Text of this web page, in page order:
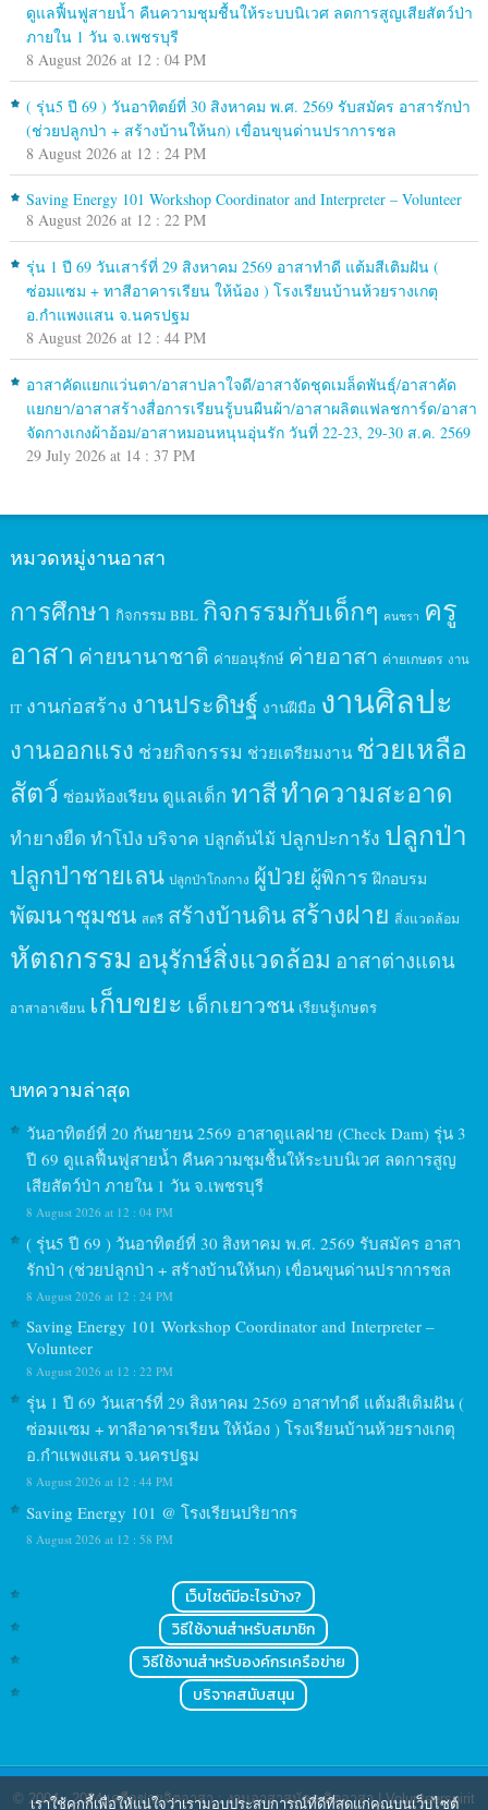
ดูแลฟื้นฟูสายน้ำ คืนความชุมชื้นให้ระบบนิเวศ ลดการสูญเสียสัตว์ป่า
ภายใน 1 วัน จ.เพชรบุรี
8 August 2026 at 12 : 04 PM
( รุ่น5 ปี 69 ) วันอาทิตย์ที่ 30 สิงหาคม พ.ศ. 2569 รับสมัคร อาสารักป่า
(ช่วยปลูกป่า + สร้างบ้านให้นก) เขื่อนขุนด่านปราการชล
8 August 2026 at 12 : 24 PM
Saving Energy 101 Workshop Coordinator and Interpreter – Volunteer
8 August 2026 at 12 : 22 PM
รุ่น 1 ปี 69 วันเสาร์ที่ 29 สิงหาคม 2569 อาสาทำดี แต้มสีเติมฝัน (
ซ่อมแซม + ทาสีอาคารเรียน ให้น้อง ) โรงเรียนบ้านห้วยรางเกตุ
อ.กำแพงแสน จ.นครปฐม
8 August 2026 at 12 : 44 PM
อาสาคัดแยกแว่นตา/อาสาปลาใจดี/อาสาจัดชุดเมล็ดพันธุ์/อาสาคัด
แยกยา/อาสาสร้างสื่อการเรียนรู้บนผืนผ้า/อาสาผลิตแฟลชการ์ด/อาสา
จัดกางเกงผ้าอ้อม/อาสาหมอนหนุนอุ่นรัก วันที่ 22-23, 29-30 ส.ค. 2569
29 July 2026 at 14 : 37 PM
หมวดหมู่งานอาสา
การศึกษา กิจกรรม BBL กิจกรรมกับเด็กๆ คนชรา ครู
อาสา ค่ายนานาชาติ ค่ายอนุรักษ์ ค่ายอาสา ค่ายเกษตร งาน
IT งานก่อสร้าง งานประดิษฐ์ งานฝีมือ งานศิลปะ
งานออกแรง ช่วยกิจกรรม ช่วยเตรียมงาน ช่วยเหลือ
สัตว์ ซ่อมห้องเรียน ดูแลเด็ก ทาสีทำความสะอาด
ทำยางยืด ทำโป่ง บริจาค ปลูกต้นไม้ ปลูกปะการัง ปลูกป่า
ปลูกป่าชายเลน ปลูกป่าโกงกาง ผู้ป่วย ผู้พิการ ฝึกอบรม
พัฒนาชุมชน สตรี สร้างบ้านดินสร้างฝาย สิ่งแวดล้อม
หัตถกรรม อนุรักษ์สิ่งแวดล้อม อาสาต่างแดน
อาสาอาเซียน เก็บขยะ เด็กเยาวชน เรียนรู้เกษตร
บทความล่าสุด
วันอาทิตย์ที่ 20 กันยายน 2569 อาสาดูแลฝาย (Check Dam) รุ่น 3
ปี 69 ดูแลฟื้นฟูสายน้ำ คืนความชุมชื้นให้ระบบนิเวศ ลดการสูญ
เสียสัตว์ป่า ภายใน 1 วัน จ.เพชรบุรี
8 August 2026 at 12 : 04 PM
( รุ่น5 ปี 69 ) วันอาทิตย์ที่ 30 สิงหาคม พ.ศ. 2569 รับสมัคร อาสา
รักป่า (ช่วยปลูกป่า + สร้างบ้านให้นก) เขื่อนขุนด่านปราการชล
8 August 2026 at 12 : 24 PM
Saving Energy 101 Workshop Coordinator and Interpreter –
Volunteer
8 August 2026 at 12 : 22 PM
รุ่น 1 ปี 69 วันเสาร์ที่ 29 สิงหาคม 2569 อาสาทำดี แต้มสีเติมฝัน (
ซ่อมแซม + ทาสีอาคารเรียน ให้น้อง ) โรงเรียนบ้านห้วยรางเกตุ
อ.กำแพงแสน จ.นครปฐม
8 August 2026 at 12 : 44 PM
Saving Energy 101 @ โรงเรียนปริยากร
8 August 2026 at 12 : 58 PM
เว็บไซต์มีอะไรบ้าง?
วิธีใช้งานสำหรับสมาชิก
วิธีใช้งานสำหรับองค์กรเครือข่าย
บริจาคสนับสนุน
© 2004 - 2024เครือข่ายจิตอาสา : งานอาสาสมัคร จิตอาสา | Volunteerspirit
เราใช้คุกกี้เพื่อให้แน่ใจว่าเรามอบประสบการณ์ที่ดีที่สุดแก่คุณบนเว็บไซต์